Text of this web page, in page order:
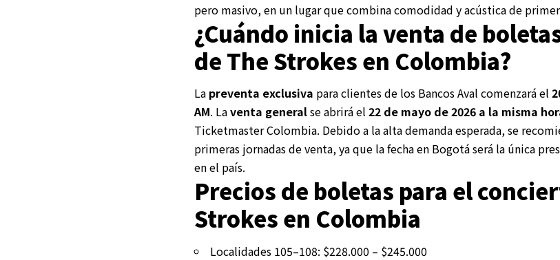
pero masivo, en un lugar que combina comodidad y acústica de
¿Cuándo inicia la venta de
de The Strokes en Colombia?
La preventa exclusiva para clientes de los Bancos Aval comenzará el
AM. Laventa generalse abrirá el 22 de mayo de 2026 a la misma
Ticketmaster Colombia. Debido a la alta demanda esperada, se
primeras jornadas de venta, ya que la fecha en Bogotá será la única
en el país.
Precios de boletas para el
Strokes en Colombia
Localidades 105–108: $228.000 – $245.000